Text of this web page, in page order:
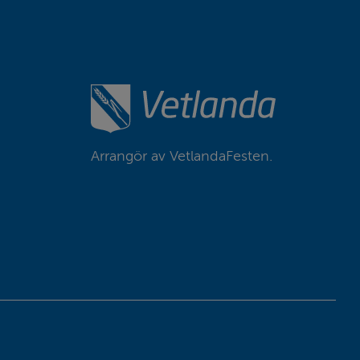
Arrangör av VetlandaFesten.